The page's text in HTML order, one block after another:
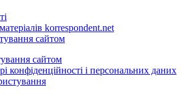
korrespondent.net
сайтом
сайтом
конфіденційності і персональних даних